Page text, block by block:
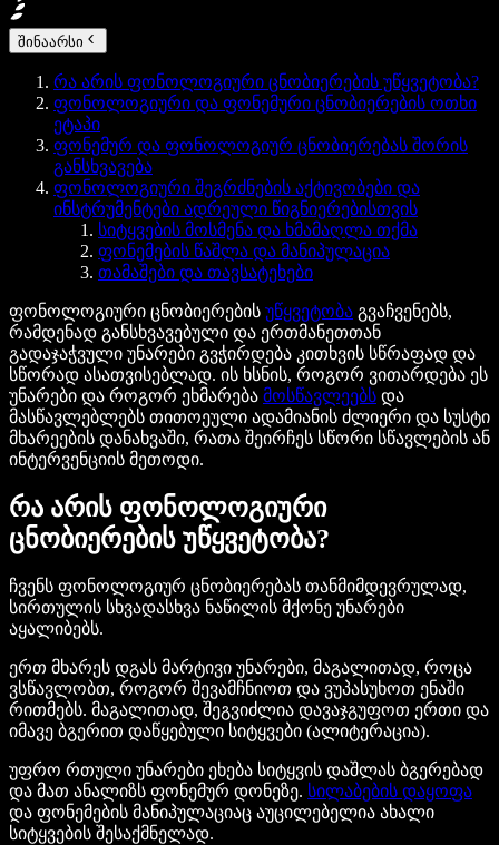
შინაარსი
რა არის ფონოლოგიური ცნობიერების უწყვეტობა?
ფონოლოგიური და ფონემური ცნობიერების ოთხი
ეტაპი
ფონემურ და ფონოლოგიურ ცნობიერებას შორის
განსხვავება
ფონოლოგიური შეგრძნების აქტივობები და
ინსტრუმენტები ადრეული წიგნიერებისთვის
სიტყვების მოსმენა და ხმამაღლა თქმა
ფონემების წაშლა და მანიპულაცია
თამაშები და თავსატეხები
ფონოლოგიური ცნობიერების უწყვეტობა გვაჩვენებს,
რამდენად განსხვავებული და ერთმანეთთან
გადაჯაჭვული უნარები გვჭირდება კითხვის სწრაფად და
სწორად ასათვისებლად. ის ხსნის, როგორ ვითარდება ეს
უნარები და როგორ ეხმარება მოსწავლეებს და
მასწავლებლებს თითოეული ადამიანის ძლიერი და სუსტი
მხარეების დანახვაში, რათა შეირჩეს სწორი სწავლების ან
ინტერვენციის მეთოდი.
რა არის ფონოლოგიური
ცნობიერების უწყვეტობა?
ჩვენს ფონოლოგიურ ცნობიერებას თანმიმდევრულად,
სირთულის სხვადასხვა ნაწილის მქონე უნარები
აყალიბებს.
ერთ მხარეს დგას მარტივი უნარები, მაგალითად, როცა
ვსწავლობთ, როგორ შევამჩნიოთ და ვუპასუხოთ ენაში
რითმებს. მაგალითად, შეგვიძლია დავაჯგუფოთ ერთი და
იმავე ბგერით დაწყებული სიტყვები (ალიტერაცია).
უფრო რთული უნარები ეხება სიტყვის დაშლას ბგერებად
და მათ ანალიზს ფონემურ დონეზე. სილაბების დაყოფა
და ფონემების მანიპულაციაც აუცილებელია ახალი
სიტყვების შესაქმნელად.